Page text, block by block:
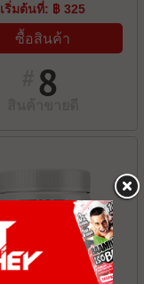
เริ่มต้นที่: ฿ 325
ซื้อสินค้า
8